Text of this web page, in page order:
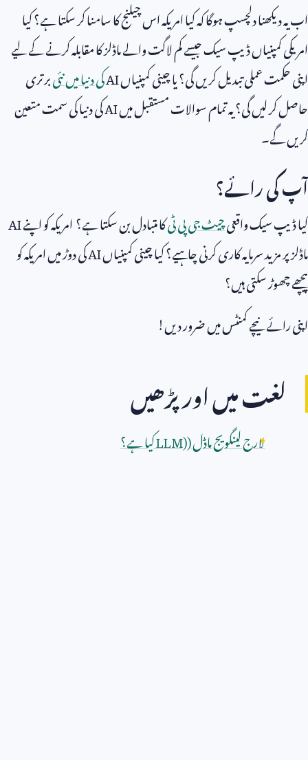
اب یہ دیکھنا دلچسپ ہوگا کہ کیا امریکہ اس چیلنج کا سامنا کر سکتا ہے؟ کیا
امریکی کمپنیاں ڈیپ سیک جیسے کم لاگت والے ماڈلز کا مقابلہ کرنے کے لیے
اپنی حکمت عملی تبدیل کریں گی؟ یا چینی کمپنیاںAIکی دنیا میں نئیبرتری
حاصل کر لیں گی؟ یہ تمام سوالات مستقبل میںAIکی دنیا کی سمت متعین
کریں گے۔
آپ کی رائے؟
کیا ڈیپ سیک واقعیچیٹ جی پی ٹیکا متبادل بن سکتا ہے؟ امریکہ کو اپنےAI
ماڈلز پر مزید سرمایہ کاری کرنی چاہیے؟ کیا چینی کمپنیاںAIکی دوڑ میں امریکہ کو
پیچھے چھوڑ سکتی ہیں؟
اپنی رائے نیچے کمنٹس میں ضرور دیں!
لغت میں اور پڑھیں
لارج لینگویج ماڈل (LLM)کیا ہے؟